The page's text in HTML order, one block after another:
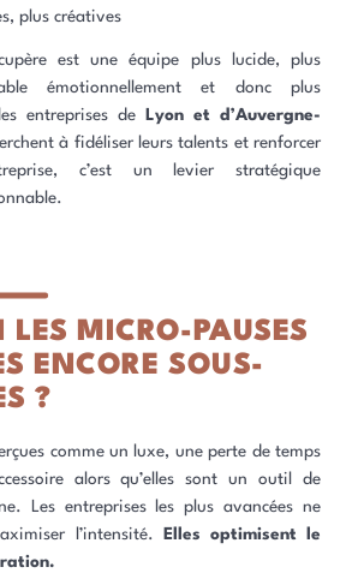
plus créatives
est une équipe plus lucide, plus
émotionnellement et donc plus
entreprises de
Lyon et d’Auvergne-
à fidéliser leurs talents et renforcer
c’est un levier stratégique
LES MICRO-PAUSES
ENCORE SOUS-
?
comme un luxe, une perte de temps
alors qu’elles sont un outil de
Les entreprises les plus avancées ne
l’intensité.
Elles optimisent le